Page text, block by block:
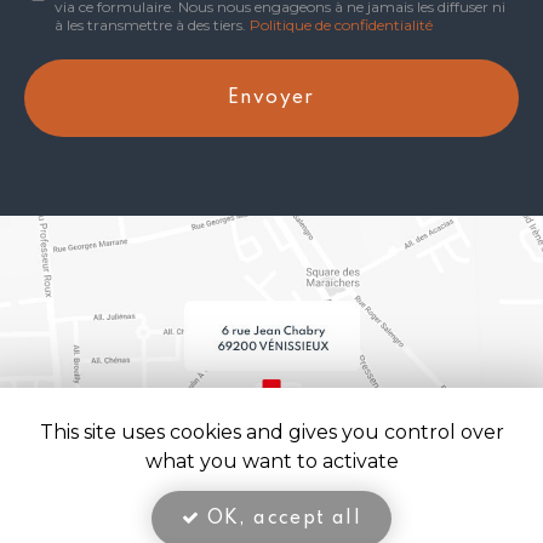
via ce formulaire. Nous nous engageons à ne jamais les diffuser ni
à les transmettre à des tiers. Politique de confidentialité
Acceptation
RGPD
*
Envoyer
This site uses cookies and gives you control over
what you want to activate
OK, accept all